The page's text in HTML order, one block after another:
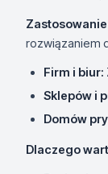
rozwiązaniem
Firm i biur:
Sklepów i
Domów
Dlaczego